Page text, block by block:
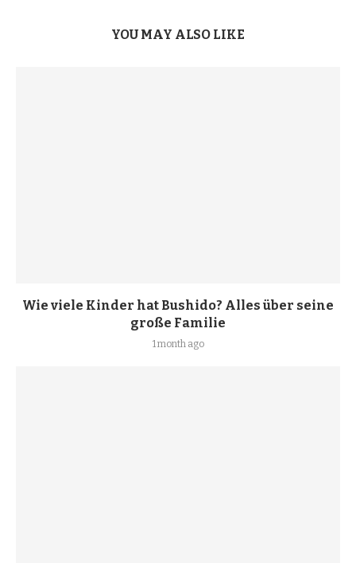
YOU MAY ALSO LIKE
Wie viele Kinder hat Bushido? Alles über seine
große Familie
1 month ago